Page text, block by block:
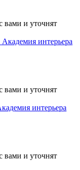
вами и уточнят
вами и уточнят
вами и уточнят